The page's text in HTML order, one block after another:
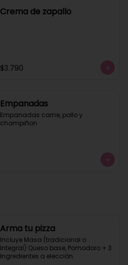
Crema de zapallo
$3.790
Empanadas
Empanadas carne, pollo y
champiñon
Arma tu pizza
Incluye Masa (tradicional o
Integral) Queso base, Pomodoro + 3
Ingredientes a elección.